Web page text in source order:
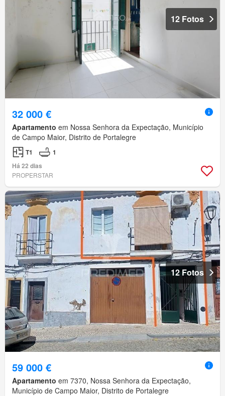
12 Fotos
32 000 €
Apartamento em Nossa Senhora da Expectação, Município
de Campo Maior, Distrito de Portalegre
T1
1
Há 22 dias
PROPERSTAR
12 Fotos
59 000 €
Apartamento em 7370, Nossa Senhora da Expectação,
Município de Campo Maior, Distrito de Portalegre